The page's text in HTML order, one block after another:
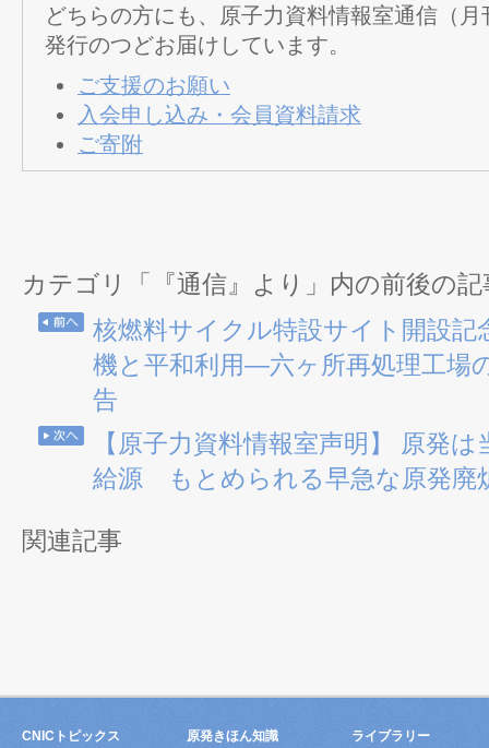
どちらの方にも、原子力資料情報室通信（
発行のつどお届けしています。
ご支援のお願い
入会申し込み・会員資料請求
ご寄附
カテゴリ「『通信』より」内の前後の記
核燃料サイクル特設サイト開設記
機と平和利用―六ヶ所再処理工場
告
【原子力資料情報室声明】 原発
給源 もとめられる早急な原発廃
関連記事
CNICトピックス 原発きほん知識 ライブラリー